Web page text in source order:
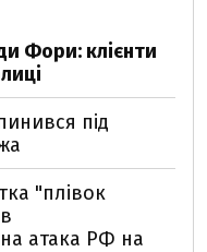
Фори: клієнти
під
"плівок
атака РФ на